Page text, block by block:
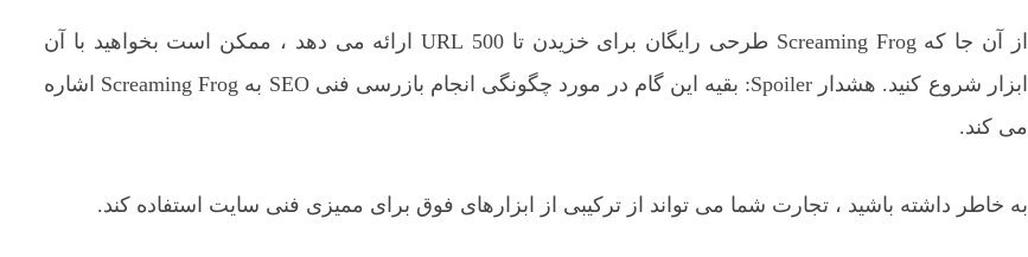
از آن جا که Screaming Frog طرحی رایگان برای خزیدن تا 500 URL ارائه می دهد ، ممکن است بخواهید با آن
ابزار شروع کنید. هشدار Spoiler: بقیه این گام در مورد چگونگی انجام بازرسی فنی SEO به Screaming Frog اشاره
می کند.
به خاطر داشته باشید ، تجارت شما می تواند از ترکیبی از ابزارهای فوق برای ممیزی فنی سایت استفاده کند.